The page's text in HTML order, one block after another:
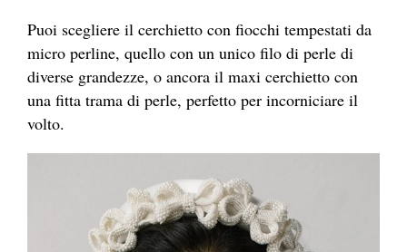
Puoi scegliere il cerchietto con fiocchi tempestati da
micro perline, quello con un unico filo di perle di
diverse grandezze, o ancora il maxi cerchietto con
una fitta trama di perle, perfetto per incorniciare il
volto.